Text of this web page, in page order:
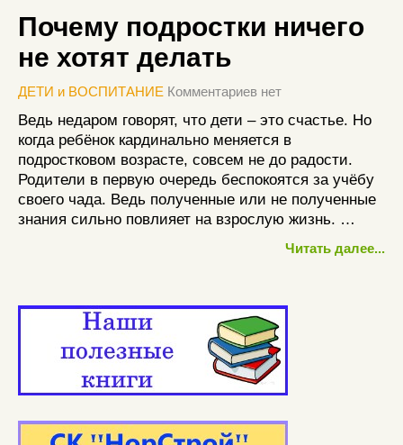
Почему подростки ничего
не хотят делать
ДЕТИ и ВОСПИТАНИЕ Комментариев нет
Ведь недаром говорят, что дети – это счастье. Но
когда ребёнок кардинально меняется в
подростковом возрасте, совсем не до радости.
Родители в первую очередь беспокоятся за учёбу
своего чада. Ведь полученные или не полученные
знания сильно повлияет на взрослую жизнь. …
Читать далее...